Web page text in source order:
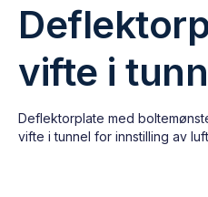
vifte i
Deflektorplate med
vifte i tunnel for innstilling av